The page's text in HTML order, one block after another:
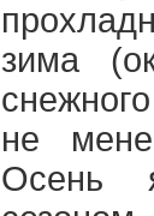
зима
не
Осень